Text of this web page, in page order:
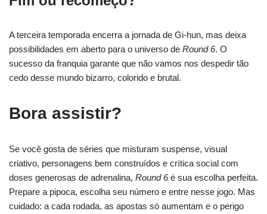
A terceira temporada encerra a jornada de Gi-hun, mas deixa
possibilidades em aberto para o universo de Round 6. O
sucesso da franquia garante que não vamos nos despedir tão
cedo desse mundo bizarro, colorido e brutal.
Bora assistir?
Se você gosta de séries que misturam suspense, visual
criativo, personagens bem construídos e crítica social com
doses generosas de adrenalina, Round 6é sua escolha perfeita.
Prepare a pipoca, escolha seu número e entre nesse jogo. Mas
cuidado: a cada rodada, as apostas só aumentam e o perigo